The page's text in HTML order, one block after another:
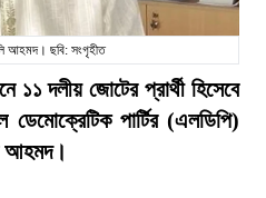
আহমদ। ছবি: সংগৃহীত
১১ দলীয় জোটের প্রার্থী হিসেবে
ডেমোক্রেটিক পার্টির (এলডিপি)
আহমদ।